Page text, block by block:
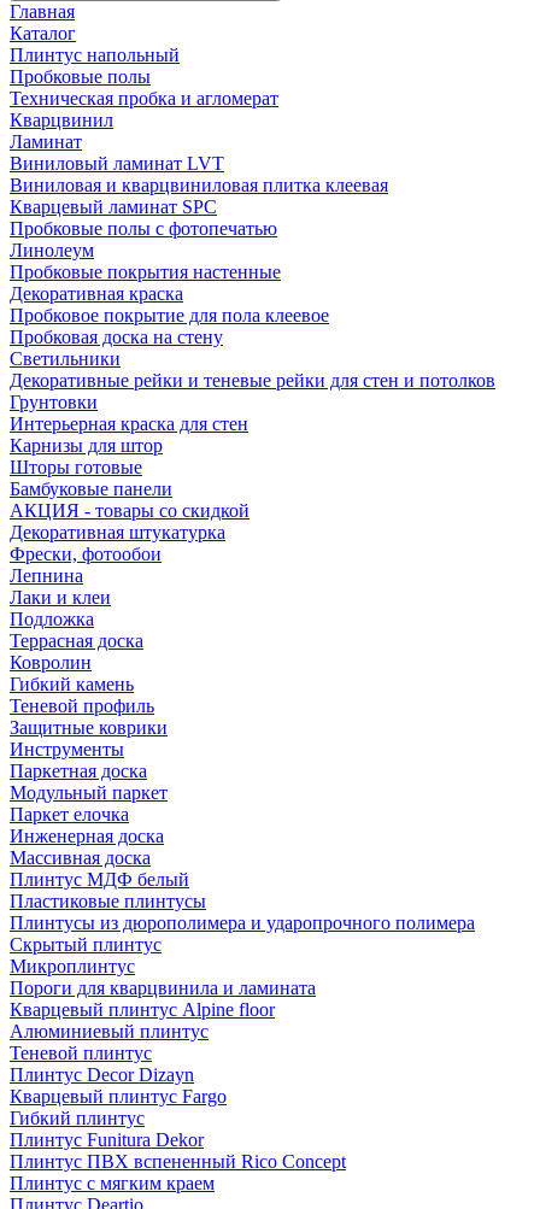
Главная
Каталог
Плинтус напольный
Пробковые полы
Техническая пробка и агломерат
Кварцвинил
Ламинат
Виниловый ламинат LVT
Виниловая и кварцвиниловая плитка клеевая
Кварцевый ламинат SPC
Пробковые полы с фотопечатью
Линолеум
Пробковые покрытия настенные
Декоративная краска
Пробковое покрытие для пола клеевое
Пробковая доска на стену
Светильники
Декоративные рейки и теневые рейки для стен и потолков
Грунтовки
Интерьерная краска для стен
Карнизы для штор
Шторы готовые
Бамбуковые панели
АКЦИЯ - товары со скидкой
Декоративная штукатурка
Фрески, фотообои
Лепнина
Лаки и клеи
Подложка
Террасная доска
Ковролин
Гибкий камень
Теневой профиль
Защитные коврики
Инструменты
Паркетная доска
Модульный паркет
Паркет елочка
Инженерная доска
Массивная доска
Плинтус МДФ белый
Пластиковые плинтусы
Плинтусы из дюрополимера и ударопрочного полимера
Скрытый плинтус
Микроплинтус
Пороги для кварцвинила и ламината
Кварцевый плинтус Alpine floor
Алюминиевый плинтус
Теневой плинтус
Плинтус Decor Dizayn
Кварцевый плинтус Fargo
Гибкий плинтус
Плинтус Funitura Dekor
Плинтус ПВХ вспененный Rico Concept
Плинтус с мягким краем
Плинтус Deartio